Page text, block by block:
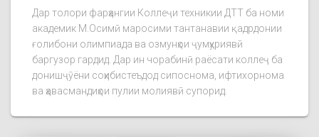
Дар толори фарҳангии Коллеҷи техникии ДТТ ба номи
академик М.Осимӣ маросими тантанавии қадрдонии
ғолибони олимпиада ва озмунҳои ҷумҳуриявӣ
баргузор гардид. Дар ин чорабинӣ раёсати коллеҷ ба
донишҷӯёни соҳибистеъдод сипоснома, ифтихорнома
ва ҳавасмандиҳои пулии молиявӣ супорид.